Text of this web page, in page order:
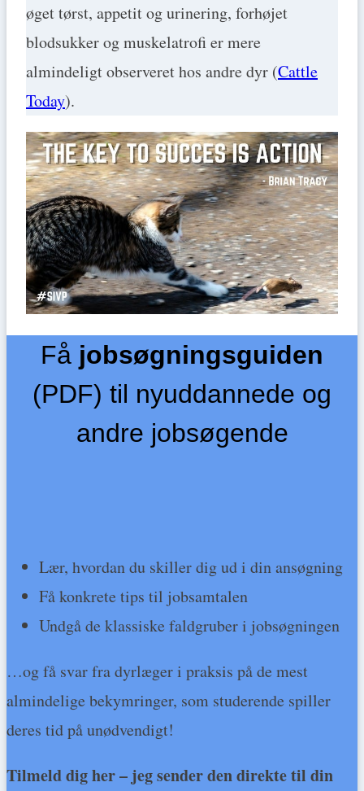
øget tørst, appetit og urinering, forhøjet
blodsukker og muskelatrofi er mere
almindeligt observeret hos andre dyr​ (Cattle
Today)​.
Få jobsøgningsguiden
(PDF) til nyuddannede og
andre jobsøgende
Lær, hvordan du skiller dig ud i din ansøgning
Få konkrete tips til jobsamtalen
Undgå de klassiske faldgruber i jobsøgningen
…og få svar fra dyrlæger i praksis på de mest
almindelige bekymringer, som studerende spiller
deres tid på unødvendigt!
Tilmeld dig her – jeg sender den direkte til din